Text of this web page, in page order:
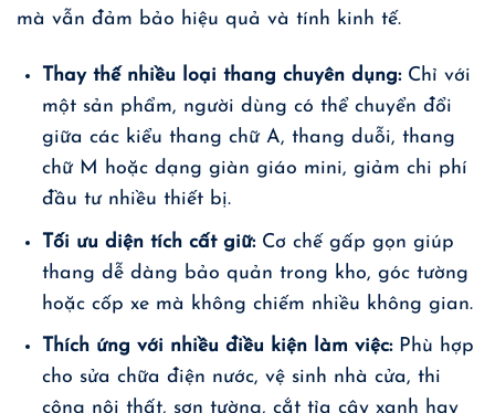
mà vẫn đảm bảo hiệu quả và tính kinh tế.
Thay thế nhiều loại thang chuyên dụng:Chỉ với
một sản phẩm, người dùng có thể chuyển đổi
giữa các kiểu thang chữ A, thang duỗi, thang
chữ M hoặc dạng giàn giáo mini, giảm chi phí
đầu tư nhiều thiết bị.
Tối ưu diện tích cất giữ:Cơ chế gấp gọn giúp
thang dễ dàng bảo quản trong kho, góc tường
hoặc cốp xe mà không chiếm nhiều không gian.
Thích ứng với nhiều điều kiện làm việc:Phù hợp
cho sửa chữa điện nước, vệ sinh nhà cửa, thi
công nội thất, sơn tường, cắt tỉa cây xanh hay